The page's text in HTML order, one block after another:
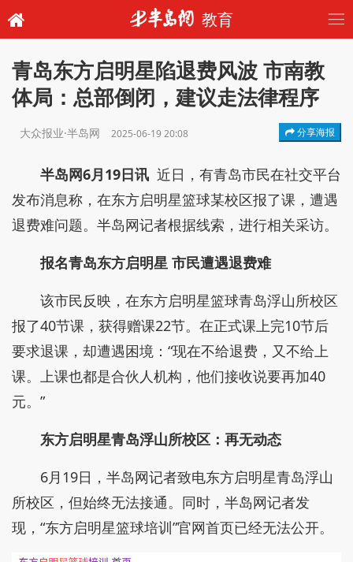
教育
青岛东方启明星陷退费风波 市南教
体局：总部倒闭，建议走法律程序
大众报业·半岛网 2025-06-19 20:08 分享海报
半岛网6月19日讯 近日，有青岛市民在社交平台
发布消息称，在东方启明星篮球某校区报了课，遭遇
退费难问题。半岛网记者根据线索，进行相关采访。
报名青岛东方启明星 市民遭遇退费难
该市民反映，在东方启明星篮球青岛浮山所校区
报了40节课，获得赠课22节。在正式课上完10节后
要求退课，却遭遇困境：“现在不给退费，又不给上
课。上课也都是合伙人机构，他们接收说要再加40
元。”
东方启明星青岛浮山所校区：再无动态
6月19日，半岛网记者致电东方启明星青岛浮山
所校区，但始终无法接通。同时，半岛网记者发
现，“东方启明星篮球培训”官网首页已经无法公开。